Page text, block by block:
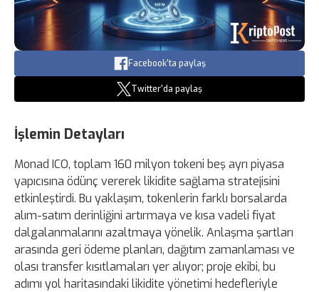
Facebook'ta paylaş
Twitter'da paylaş
İşlemin Detayları
Monad ICO, toplam 160 milyon tokeni beş ayrı piyasa
yapıcısına ödünç vererek likidite sağlama stratejisini
etkinleştirdi. Bu yaklaşım, tokenlerin farklı borsalarda
alım-satım derinliğini artırmaya ve kısa vadeli fiyat
dalgalanmalarını azaltmaya yönelik. Anlaşma şartları
arasında geri ödeme planları, dağıtım zamanlaması ve
olası transfer kısıtlamaları yer alıyor; proje ekibi, bu
adımı yol haritasındaki likidite yönetimi hedefleriyle